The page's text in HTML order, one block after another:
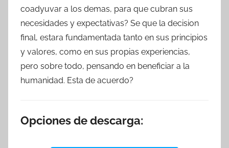
coadyuvar a los demas, para que cubran sus
necesidades y expectativas? Se que la decision
final, estara fundamentada tanto en sus principios
y valores, como en sus propias experiencias,
pero sobre todo, pensando en beneficiar a la
humanidad. Esta de acuerdo?
Opciones de descarga: